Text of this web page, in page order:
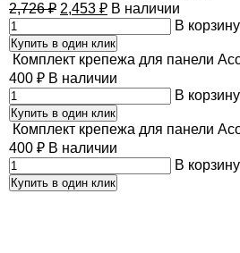
2,726₽ 2,453 ₽ В наличии
В корзину
Купить в один клик
Комплект крепежа для панели
400 ₽ В наличии
В корзину
Купить в один клик
Комплект крепежа для панели
400 ₽ В наличии
В корзину
Купить в один клик